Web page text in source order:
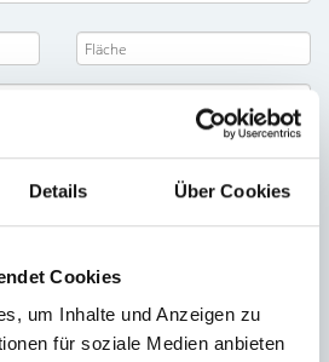
Details Über Cookies
Cookies
um Inhalte und Anzeigen zu
für soziale Medien anbieten